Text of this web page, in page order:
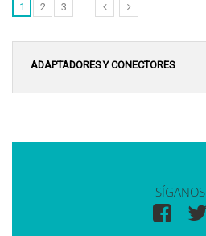
1 2 3
ADAPTADORES Y CONECTORES
SÍGANOS